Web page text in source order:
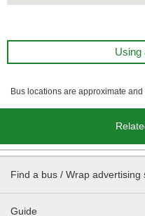
Using
Bus locations are approximate
Find a bus / Wrap advertising
Guide